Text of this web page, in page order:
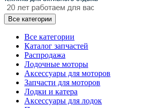
Все категории
Все категории
Каталог запчастей
Распродажа
Лодочные моторы
Аксессуары для моторов
Запчасти для моторов
Лодки и катера
Аксессуары для лодок